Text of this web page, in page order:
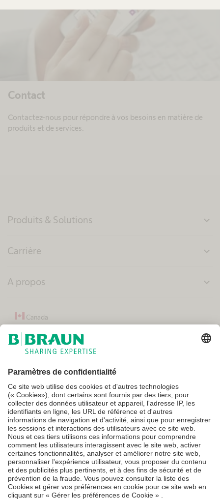
Contact
Contactez-nous pour répondre à vos besoins en matière de
produits et de services.
Produits & Solutions expand_more
Carrière expand_more
A propos expand_more
Canada
Conditions générales
Conditions d'utilisation
Politique de confidentialité
Paramètres cookie